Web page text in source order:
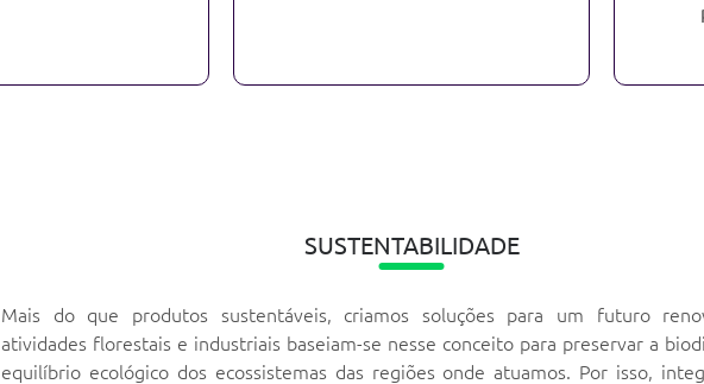
SUSTENTABILIDADE
Mais do que produtos sustentáveis, criamos soluções para um futuro
atividades florestais e industriais baseiam-se nesse conceito para preservar a
equilíbrio ecológico dos ecossistemas das regiões onde atuamos. Por isso,